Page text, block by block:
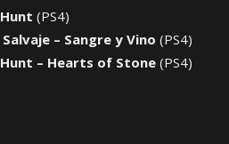
(PS4)
– Sangre y Vino (PS4)
– Hearts of Stone (PS4)